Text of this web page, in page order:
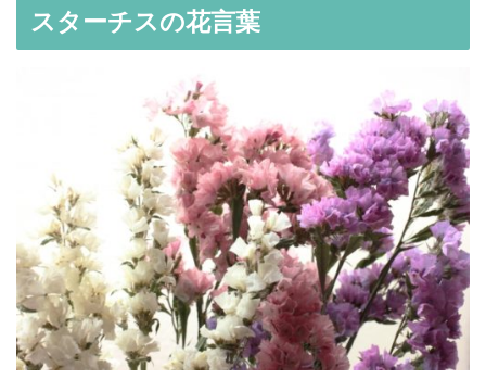
スターチスの花言葉